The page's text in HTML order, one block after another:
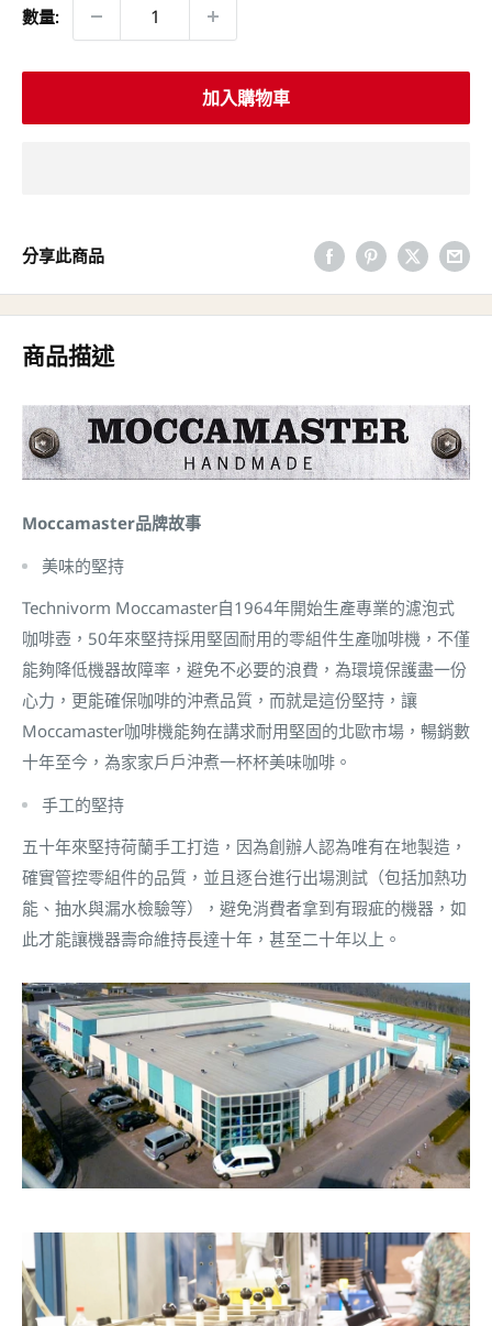
數量:
加入購物車
分享此商品
商品描述
Moccamaster品牌故事
美味的堅持
Technivorm Moccamaster自1964年開始生產專業的濾泡式
咖啡壺，50年來堅持採用堅固耐用的零組件生產咖啡機，不僅
能夠降低機器故障率，避免不必要的浪費，為環境保護盡一份
心力，更能確保咖啡的沖煮品質，而就是這份堅持，讓
Moccamaster咖啡機能夠在講求耐用堅固的北歐市場，暢銷數
十年至今，為家家戶戶沖煮一杯杯美味咖啡。
手工的堅持
五十年來堅持荷蘭手工打造，因為創辦人認為唯有在地製造，
確實管控零組件的品質，並且逐台進行出場測試（包括加熱功
能、抽水與漏水檢驗等），避免消費者拿到有瑕疵的機器，如
此才能讓機器壽命維持長達十年，甚至二十年以上。